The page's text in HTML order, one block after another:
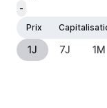
-
Prix
1J 7J 1M